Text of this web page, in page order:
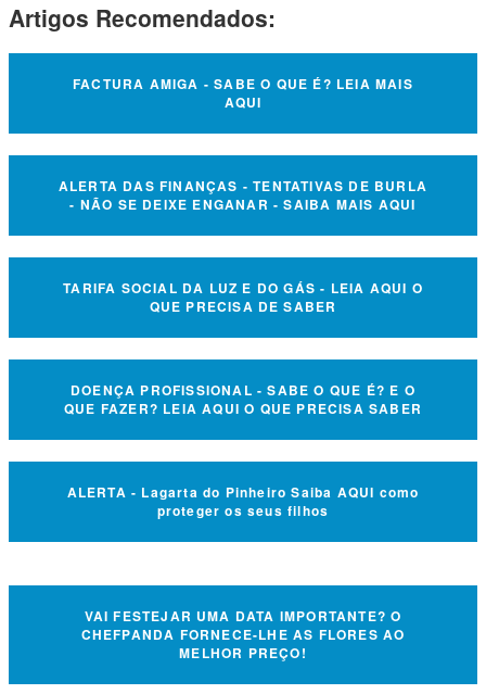
Artigos Recomendados:
FACTURA AMIGA - SABE O QUE É? LEIA MAIS
AQUI
ALERTA DAS FINANÇAS - TENTATIVAS DE BURLA
- NÃO SE DEIXE ENGANAR - SAIBA MAIS AQUI
TARIFA SOCIAL DA LUZ E DO GÁS - LEIA AQUI O
QUE PRECISA DE SABER
DOENÇA PROFISSIONAL - SABE O QUE É? E O
QUE FAZER? LEIA AQUI O QUE PRECISA SABER
ALERTA - Lagarta do Pinheiro Saiba AQUI como
proteger os seus filhos
VAI FESTEJAR UMA DATA IMPORTANTE? O
CHEFPANDA FORNECE-LHE AS FLORES AO
MELHOR PREÇO!